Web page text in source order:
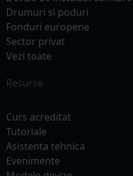
Drumuri si poduri
Fonduri europene
Sector privat
Vezi toate
Resurse
Curs acreditat
Tutoriale
Asistenta tehnica
Evenimente